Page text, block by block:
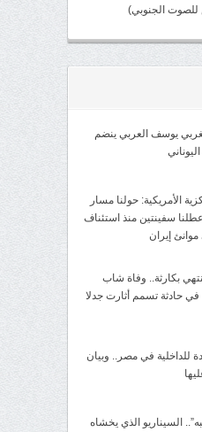
الجنوبي)
يوسف العربي ينضم
الأمريكية: حولنا مسار
سفينتين منذ استئناف
إيران
بكارثة.. وفاة شاب
حادثة تسمم أثارت جدلا
للداخلية في مصر.. وبيان
السيناريو الذي يخشاه